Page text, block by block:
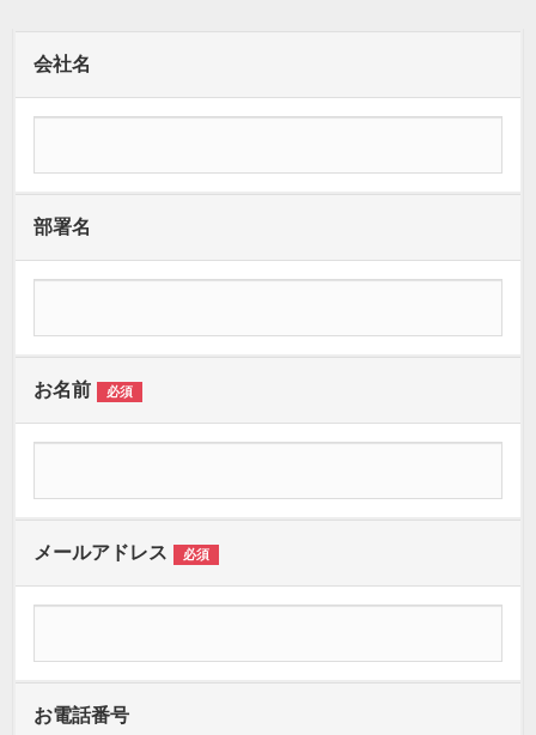
会社名
部署名
お名前 必須
メールアドレス 必須
お電話番号